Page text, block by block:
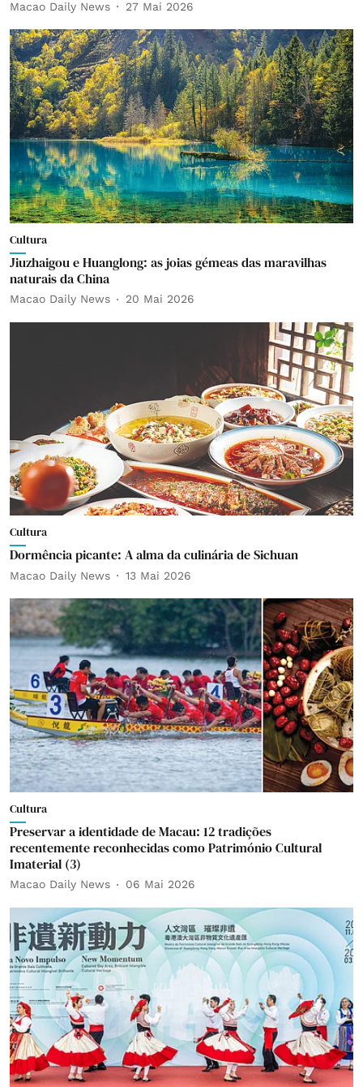
Macao Daily News 27 Mai 2026
Cultura
Jiuzhaigou e Huanglong: as joias gémeas das maravilhas
naturais da China
Macao Daily News 20 Mai 2026
Cultura
Dormência picante: A alma da culinária de Sichuan
Macao Daily News 13 Mai 2026
Cultura
Preservar a identidade de Macau: 12 tradições
recentemente reconhecidas como Património Cultural
Imaterial (3)
Macao Daily News 06 Mai 2026